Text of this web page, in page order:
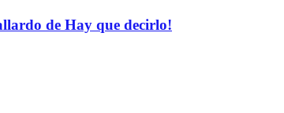
de Hay que decirlo!